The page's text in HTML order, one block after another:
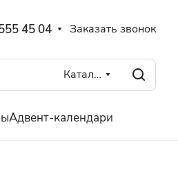
45 04 Заказать звонок
Каталог
Адвент-календари